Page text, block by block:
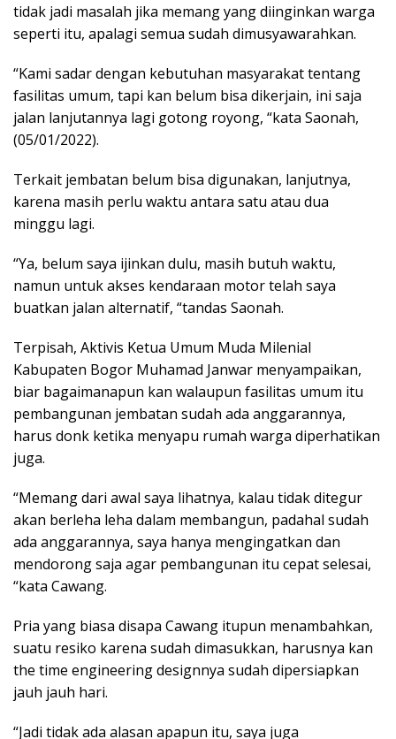
tidak jadi masalah jika memang yang diinginkan warga
seperti itu, apalagi semua sudah dimusyawarahkan.
“Kami sadar dengan kebutuhan masyarakat tentang
fasilitas umum, tapi kan belum bisa dikerjain, ini saja
jalan lanjutannya lagi gotong royong, “kata Saonah,
(05/01/2022).
Terkait jembatan belum bisa digunakan, lanjutnya,
karena masih perlu waktu antara satu atau dua
minggu lagi.
“Ya, belum saya ijinkan dulu, masih butuh waktu,
namun untuk akses kendaraan motor telah saya
buatkan jalan alternatif, “tandas Saonah.
Terpisah, Aktivis Ketua Umum Muda Milenial
Kabupaten Bogor Muhamad Janwar menyampaikan,
biar bagaimanapun kan walaupun fasilitas umum itu
pembangunan jembatan sudah ada anggarannya,
harus donk ketika menyapu rumah warga diperhatikan
juga.
“Memang dari awal saya lihatnya, kalau tidak ditegur
akan berleha leha dalam membangun, padahal sudah
ada anggarannya, saya hanya mengingatkan dan
mendorong saja agar pembangunan itu cepat selesai,
“kata Cawang.
Pria yang biasa disapa Cawang itupun menambahkan,
suatu resiko karena sudah dimasukkan, harusnya kan
the time engineering designnya sudah dipersiapkan
jauh jauh hari.
“Jadi tidak ada alasan apapun itu, saya juga